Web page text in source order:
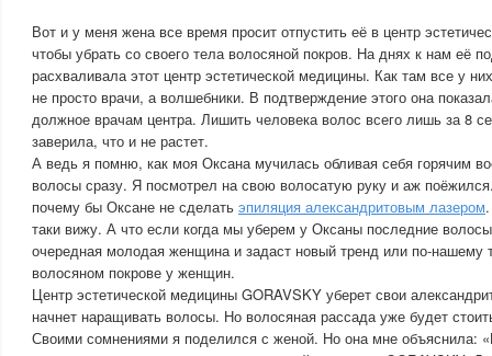
Вот и у меня жена все время просит отпустить её в центр
чтобы убрать со своего тела волосяной покров. На днях к нам её
расхваливала этот центр эстетической медицины. Как там все у
не просто врачи, а волшебники. В подтверждение этого она
должное врачам центра. Лишить человека волос всего лишь за 8
заверила, что и не растет.
А ведь я помню, как моя Оксана мучилась обливая себя горячим
волосы сразу. Я посмотрел на свою волосатую руку и аж
почему бы Оксане не сделать эпиляция александритовым лазером
таки вижу. А что если когда мы уберем у Оксаны последние
очередная молодая женщина и задаст новый тренд или по-нашему
волосяном покрове у женщин.
Центр эстетической медицины GORAVSKY уберет свои
начнет наращивать волосы. Но волосяная рассада уже будет
Своими сомнениями я поделился с женой. Но она мне объяснила: